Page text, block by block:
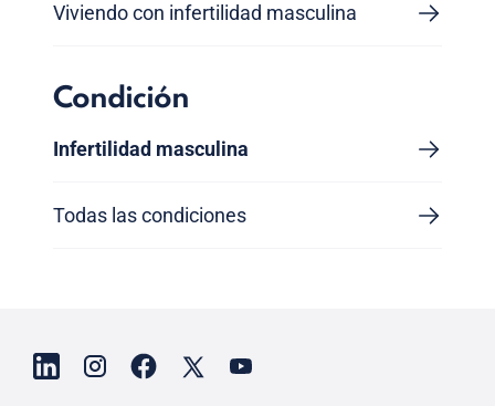
Viviendo con infertilidad masculina
Condición
Infertilidad masculina
Todas las condiciones